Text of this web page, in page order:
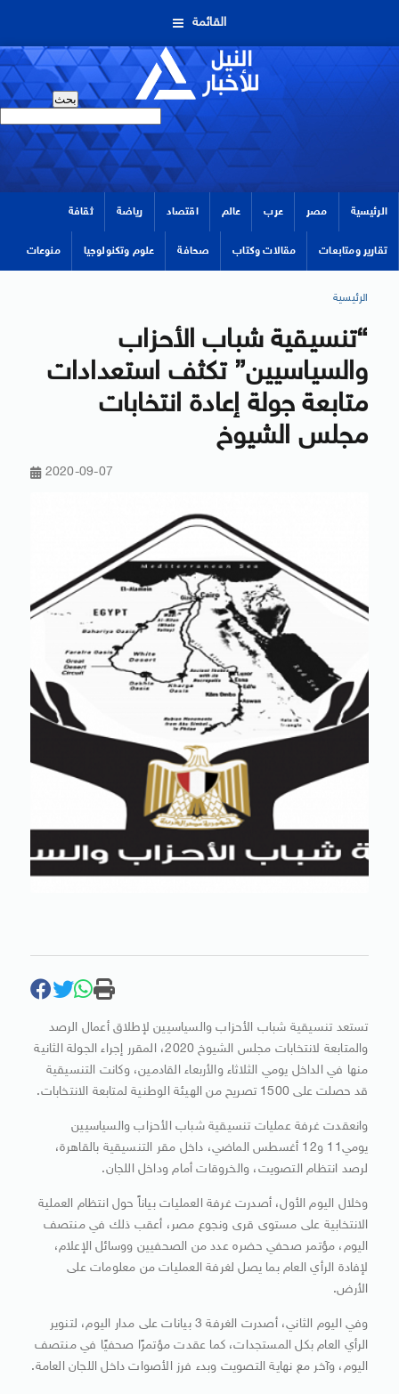
القائمة
الرئيسية مصر عرب عالم اقتصاد رياضة ثقافة
تقارير ومتابعات مقالات وكتاب صحافة علوم وتكنولوجيا منوعات
الرئيسية
“تنسيقية شباب الأحزاب
والسياسيين” تكثف استعدادات
متابعة جولة إعادة انتخابات
مجلس الشيوخ
2020-09-07
تستعد تنسيقية شباب الأحزاب والسياسيين لإطلاق أعمال الرصد
والمتابعة لانتخابات مجلس الشيوخ 2020، المقرر إجراء الجولة الثانية
منها في الداخل يومي الثلاثاء والأربعاء القادمين، وكانت التنسيقية
قد حصلت على 1500 تصريح من الهيئة الوطنية لمتابعة الانتخابات.
وانعقدت غرفة عمليات تنسيقية شباب الأحزاب والسياسيين
يومي11 و12 أغسطس الماضي، داخل مقر التنسيقية بالقاهرة،
لرصد انتظام التصويت، والخروقات أمام وداخل اللجان.
وخلال اليوم الأول، أصدرت غرفة العمليات بياناً حول انتظام العملية
الانتخابية على مستوى قرى ونجوع مصر، أعقب ذلك في منتصف
اليوم، مؤتمر صحفي حضره عدد من الصحفيين ووسائل الإعلام،
لإفادة الرأي العام بما يصل لغرفة العمليات من معلومات على
الأرض.
وفي اليوم الثاني، أصدرت الغرفة 3 بيانات على مدار اليوم، لتنوير
الرأي العام بكل المستجدات، كما عقدت مؤتمرًا صحفيًا في منتصف
اليوم، وآخر مع نهاية التصويت وبدء فرز الأصوات داخل اللجان العامة.